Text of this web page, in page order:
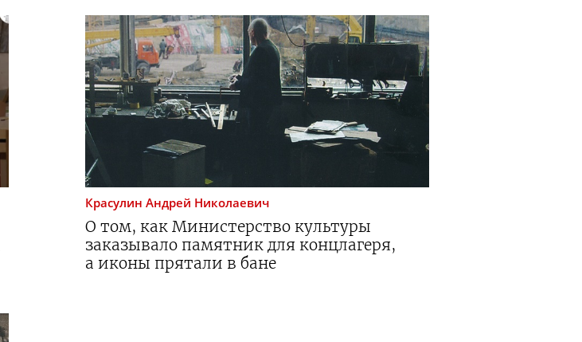
Красулин Андрей Николаевич
О том, как Министерство культуры
заказывало памятник для концлагеря,
а иконы прятали в бане